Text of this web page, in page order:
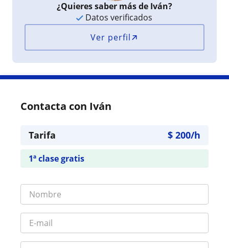
¿Quieres saber más de Iván?
Datos verificados
Ver perfil
Contacta con Iván
Tarifa $ 200/h
1ª clase gratis